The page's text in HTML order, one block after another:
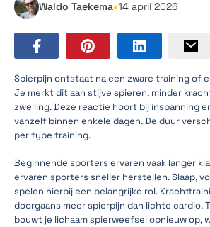
Waldo Taekema•14 april 2026
Spierpijn ontstaat na een zware training of
Je merkt dit aan stijve spieren, minder
zwelling. Deze reactie hoort bij inspanning
vanzelf binnen enkele dagen. De duur
per type training.
Beginnende sporters ervaren vaak langer
ervaren sporters sneller herstellen. Slaap,
spelen hierbij een belangrijke rol.
doorgaans meer spierpijn dan lichte cardio.
bouwt je lichaam spierweefsel opnieuw op,